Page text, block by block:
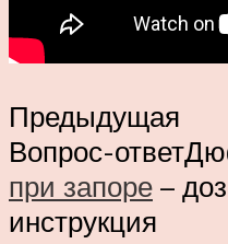
Предыдущая
Вопрос-
при запоре –
инструкция